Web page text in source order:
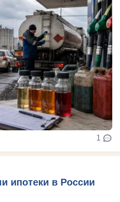
1
ипотеки в России